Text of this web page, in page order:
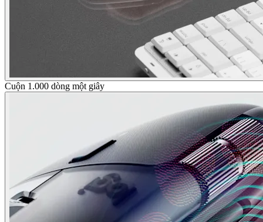
Cuộn 1.000 dòng một giây